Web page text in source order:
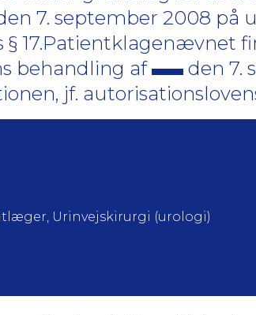
7. september 2008 på
§ 17.Patientklagenævnet
behandling af
den 7.
jf. autorisationslovens
Urinvejskirurgi (urologi)